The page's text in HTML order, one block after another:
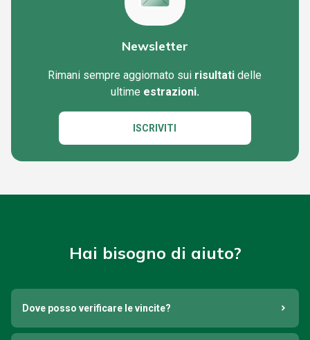
Newsletter
Rimani sempre aggiornato sui risultati delle
ultime estrazioni.
ISCRIVITI
Hai bisogno di aiuto?
Dove posso verificare le vincite?